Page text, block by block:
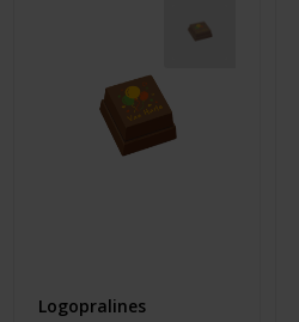
Logopralines